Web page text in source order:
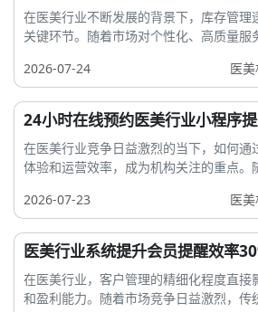
在医美行业不断发展的背景下，库存管理
关键环节。随着市场对个性化、高质量服
2026-07-24
医
24小时在线预约医美行业小程序
在医美行业竞争日益激烈的当下，如何通
体验和运营效率，成为机构关注的重点。
2026-07-23
医
医美行业系统提升会员提醒效率
在医美行业，客户管理的精细化程度直接
和盈利能力。随着市场竞争日益激烈，传